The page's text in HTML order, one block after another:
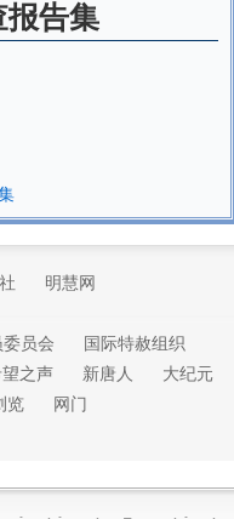
告集
明慧网
员会
国际特赦组织
之声 新唐人
大纪元
览
网门